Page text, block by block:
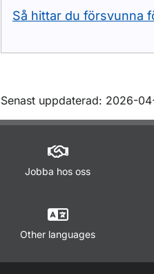
Så hittar du försvunna
Om sidan
Senast uppdaterad: 2026-
Jobba hos oss
Other languages